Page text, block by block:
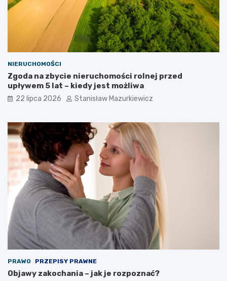
NIERUCHOMOŚCI
Zgoda na zbycie nieruchomości rolnej przed
upływem 5 lat – kiedy jest możliwa
22 lipca 2026 Stanisław Mazurkiewicz
PRAWO PRZEPISY PRAWNE
Objawy zakochania – jak je rozpoznać?